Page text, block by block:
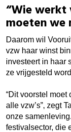
“Wie werkt
moeten we
Daarom wil
vzw haar winst
investeert in haar
ze vrijgesteld
“Dit voorstel
alle vzw’s”, zegt
onze
festivalsector, die